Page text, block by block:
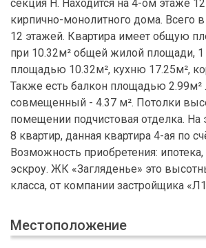
секция Н. Находится на 4-ом этаже
кирпично-монолитного дома. Всего
12 этажей. Квартира имеет общую
при 10.32м² общей жилой площади, 1
площадью 10.32м², кухню 17.25м²,
Также есть балкон площадью 2.99м²
совмещенный - 4.37 м². Потолки
помещении подчистовая отделка.
8 квартир, данная квартира 4-ая по
Возможность приобретения:
эскроу. ЖК «Загляденье» это
класса, от компании застройщика
Местоположение